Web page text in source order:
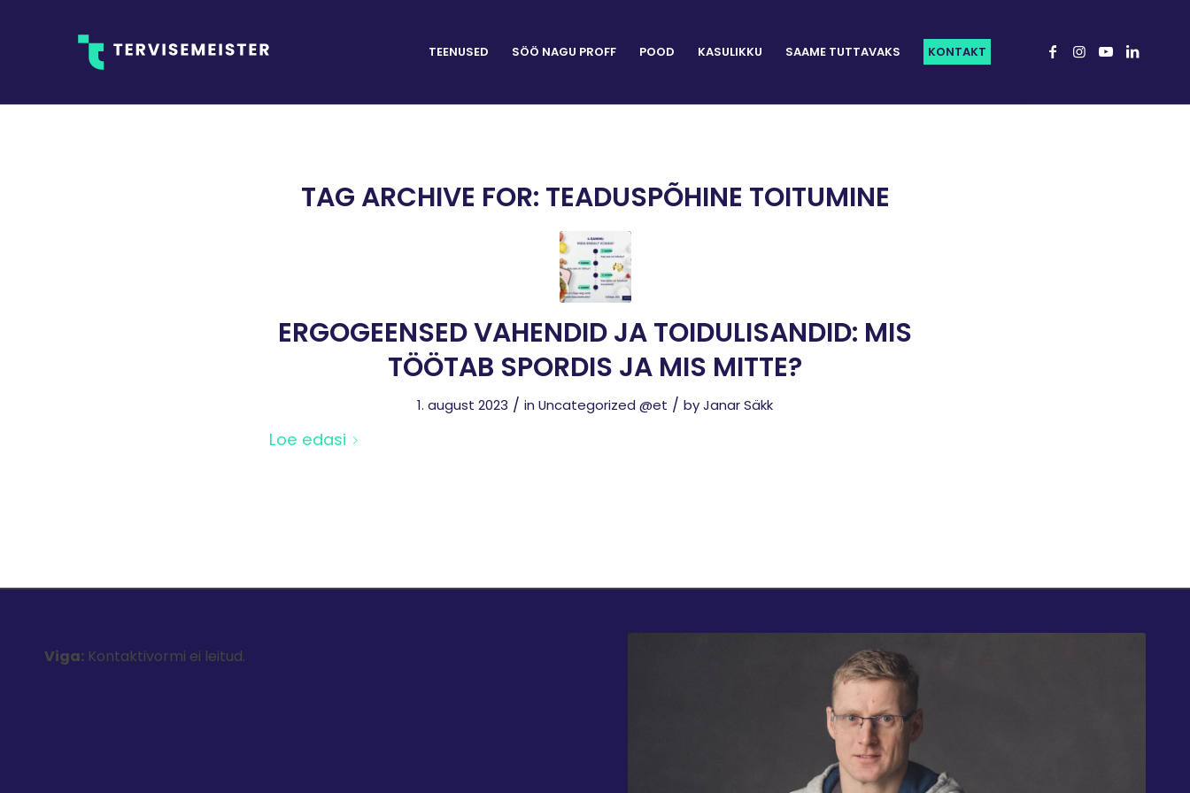
TEENUSED SÖÖ NAGU PROFF POOD KASULIKKU SAAME TUTTAVAKS KONTAKT
TAG ARCHIVE FOR: TEADUSPÕHINE TOITUMINE
ERGOGEENSED VAHENDID JA TOIDULISANDID: MIS
TÖÖTAB SPORDIS JA MIS MITTE?
1. august 2023 / in Uncategorized @et / byJanar Säkk
Loe edasi
Viga: Kontaktivormi ei leitud.